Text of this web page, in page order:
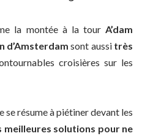
la montée à la tour A’dam
d’Amsterdam sont aussi très
croisières sur les
se résume à piétiner devant les
meilleures solutions pour ne